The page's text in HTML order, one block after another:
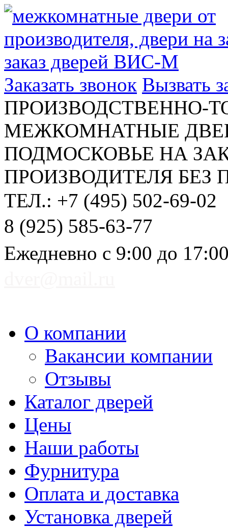
Заказать звонок Вызвать
ПРОИЗВОДСТВЕННО-
МЕЖКОМНАТНЫЕ
ПОДМОСКОВЬЕ НА
ПРОИЗВОДИТЕЛЯ БЕЗ
ТЕЛ.: +7 (495) 502-69-02
8 (925) 585-63-77
Ежедневно с 9:00 до
О компании
Вакансии компании
Отзывы
Каталог дверей
Цены
Наши работы
Фурнитура
Оплата и доставка
Установка дверей